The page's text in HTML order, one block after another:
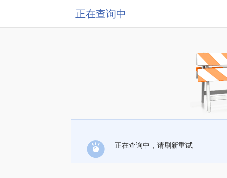
正在查询中
正在查询中，请刷新重试